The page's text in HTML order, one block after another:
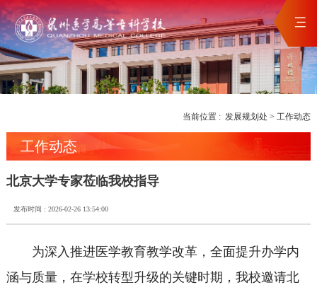
当前位置 :发展规划处 >工作动态
工作动态
北京大学专家莅临我校指导
发布时间 : 2026-02-26 13:54:00
为深入推进医学教育教学改革，全面提升办学内
涵与质量，在学校转型升级的关键时期，我校邀请北